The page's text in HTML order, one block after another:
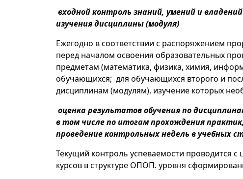
входной контроль знаний, умений и
изучения дисциплины (модуля)
Ежегодно в соответствии с распоряжением
перед началом освоения образовательных
предметам (математика, физика, химия,
обучающихся; для обучающихся второго и
дисциплинам (модулям), изучение которых
оценка результатов обучения по
в том числе по итогам прохождения
проведение контрольных недель в учебных
Текущий контроль успеваемости проводится
курсов в структуре ОПОП. уровня